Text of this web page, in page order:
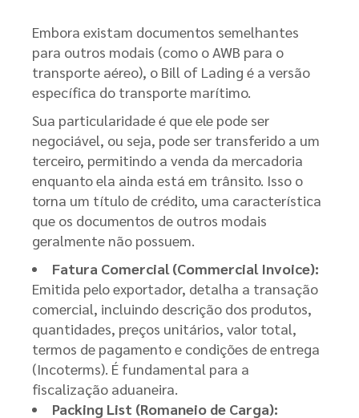
Embora existam documentos semelhantes
para outros modais (como o AWB para o
transporte aéreo), o Bill of Lading é a versão
específica do transporte marítimo.
Sua particularidade é que ele pode ser
negociável, ou seja, pode ser transferido a um
terceiro, permitindo a venda da mercadoria
enquanto ela ainda está em trânsito. Isso o
torna um título de crédito, uma característica
que os documentos de outros modais
geralmente não possuem.
Fatura Comercial (Commercial Invoice):
Emitida pelo exportador, detalha a transação
comercial, incluindo descrição dos produtos,
quantidades, preços unitários, valor total,
termos de pagamento e condições de entrega
(Incoterms). É fundamental para a
fiscalização aduaneira.
Packing List (Romaneio de Carga):